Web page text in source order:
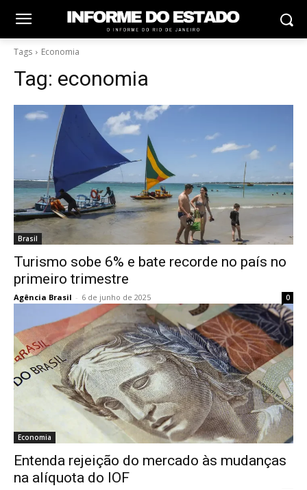
Tags Economia
Tag: economia
Brasil
Turismo sobe 6% e bate recorde no país no
primeiro trimestre
Agência Brasil - 6 de junho de 2025 0
Economia
Entenda rejeição do mercado às mudanças
na alíquota do IOF